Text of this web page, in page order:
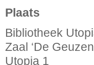
Plaats
Bibliotheek
Zaal ‘De
Utopia 1